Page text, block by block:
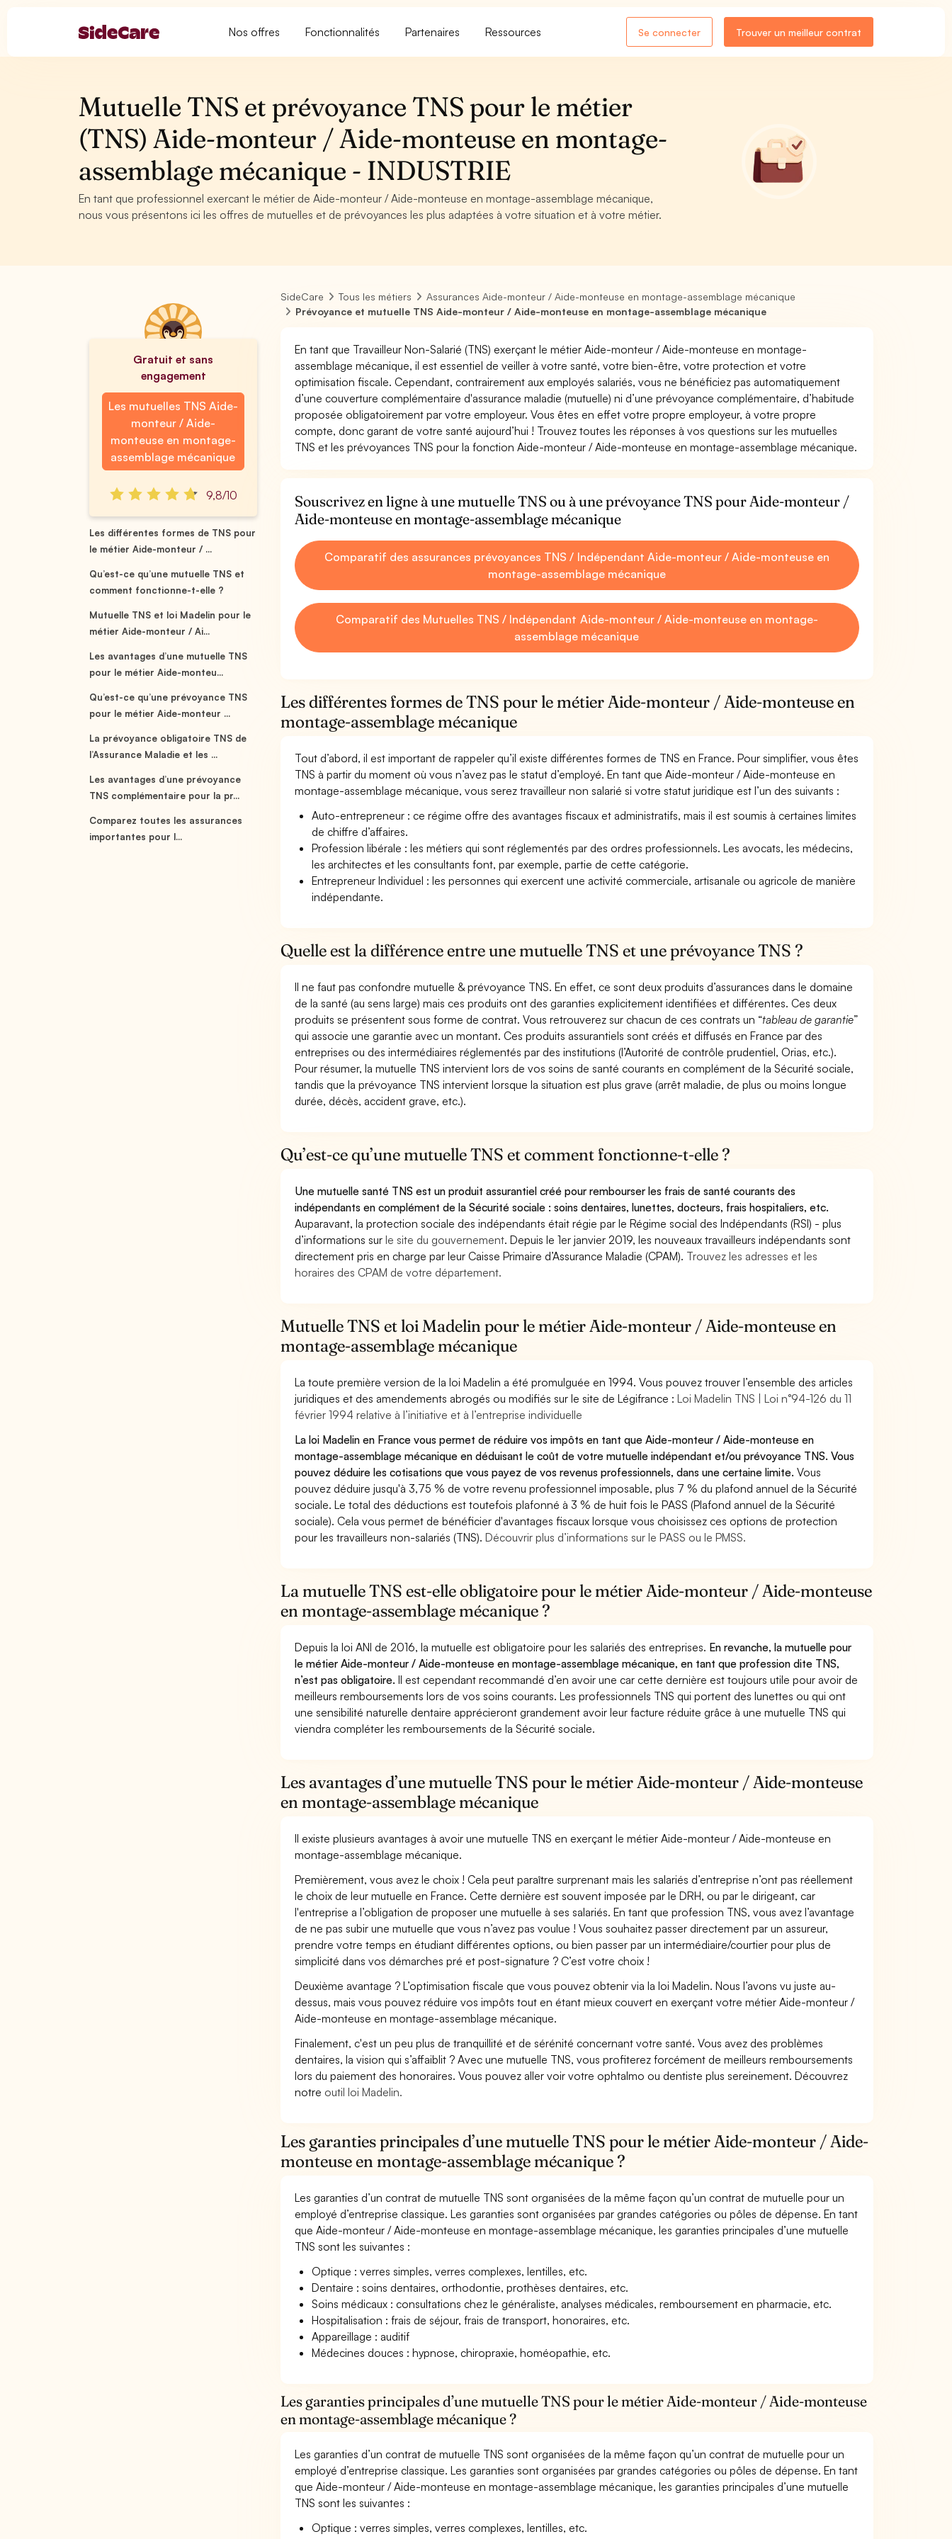
Nos offres Fonctionnalités Partenaires Ressources Se connecter Trouver un meilleur contrat
Mutuelle TNS et prévoyance TNS pour le métier
(TNS) Aide-monteur / Aide-monteuse en montage-
assemblage mécanique - INDUSTRIE
En tant que professionnel exercant le métier de Aide-monteur / Aide-monteuse en montage-assemblage mécanique,
nous vous présentons ici les offres de mutuelles et de prévoyances les plus adaptées à votre situation et à votre métier.
Gratuit et sans
engagement
Les mutuelles TNS Aide-
monteur / Aide-
monteuse en montage-
assemblage mécanique
9,8/10
Les différentes formes de TNS pour
le métier Aide-monteur / ...
Qu’est-ce qu’une mutuelle TNS et
comment fonctionne-t-elle ?
Mutuelle TNS et loi Madelin pour le
métier Aide-monteur / Ai...
Les avantages d’une mutuelle TNS
pour le métier Aide-monteu...
Qu’est-ce qu’une prévoyance TNS
pour le métier Aide-monteur ...
La prévoyance obligatoire TNS de
l’Assurance Maladie et les ...
Les avantages d’une prévoyance
TNS complémentaire pour la pr...
Comparez toutes les assurances
importantes pour l...
SideCare Tous les métiers
Assurances Aide-monteur / Aide-monteuse en montage-assemblage mécanique
Prévoyance et mutuelle TNS Aide-monteur / Aide-monteuse en montage-assemblage mécanique
En tant que Travailleur Non-Salarié (TNS) exerçant le métier Aide-monteur / Aide-monteuse en montage-
assemblage mécanique, il est essentiel de veiller à votre santé, votre bien-être, votre protection et votre
optimisation fiscale. Cependant, contrairement aux employés salariés, vous ne bénéficiez pas automatiquement
d’une couverture complémentaire d'assurance maladie (mutuelle) ni d’une prévoyance complémentaire, d’habitude
proposée obligatoirement par votre employeur. Vous êtes en effet votre propre employeur, à votre propre
compte, donc garant de votre santé aujourd’hui ! Trouvez toutes les réponses à vos questions sur les mutuelles
TNS et les prévoyances TNS pour la fonction Aide-monteur / Aide-monteuse en montage-assemblage mécanique.
Souscrivez en ligne à une mutuelle TNS ou à une prévoyance TNS pour Aide-monteur /
Aide-monteuse en montage-assemblage mécanique
Comparatif des assurances prévoyances TNS / Indépendant Aide-monteur / Aide-monteuse en
montage-assemblage mécanique
Comparatif des Mutuelles TNS / Indépendant Aide-monteur / Aide-monteuse en montage-
assemblage mécanique
Les différentes formes de TNS pour le métier Aide-monteur / Aide-monteuse en
montage-assemblage mécanique
Tout d’abord, il est important de rappeler qu’il existe différentes formes de TNS en France. Pour simplifier, vous êtes
TNS à partir du moment où vous n’avez pas le statut d’employé. En tant que Aide-monteur / Aide-monteuse en
montage-assemblage mécanique, vous serez travailleur non salarié si votre statut juridique est l’un des suivants :
Auto-entrepreneur : ce régime offre des avantages fiscaux et administratifs, mais il est soumis à certaines limites
de chiffre d’affaires.
Profession libérale : les métiers qui sont réglementés par des ordres professionnels. Les avocats, les médecins,
les architectes et les consultants font, par exemple, partie de cette catégorie.
Entrepreneur Individuel : les personnes qui exercent une activité commerciale, artisanale ou agricole de manière
indépendante.
Quelle est la différence entre une mutuelle TNS et une prévoyance TNS ?
Il ne faut pas confondre mutuelle & prévoyance TNS. En effet, ce sont deux produits d’assurances dans le domaine
de la santé (au sens large) mais ces produits ont des garanties explicitement identifiées et différentes. Ces deux
produits se présentent sous forme de contrat. Vous retrouverez sur chacun de ces contrats un “tableau de garantie”
qui associe une garantie avec un montant. Ces produits assurantiels sont créés et diffusés en France par des
entreprises ou des intermédiaires réglementés par des institutions (l’Autorité de contrôle prudentiel, Orias, etc.).
Pour résumer, la mutuelle TNS intervient lors de vos soins de santé courants en complément de la Sécurité sociale,
tandis que la prévoyance TNS intervient lorsque la situation est plus grave (arrêt maladie, de plus ou moins longue
durée, décès, accident grave, etc.).
Qu’est-ce qu’une mutuelle TNS et comment fonctionne-t-elle ?
Une mutuelle santé TNS est un produit assurantiel créé pour rembourser les frais de santé courants des
indépendants en complément de la Sécurité sociale : soins dentaires, lunettes, docteurs, frais hospitaliers, etc.
Auparavant, la protection sociale des indépendants était régie par le Régime social des Indépendants (RSI) - plus
d’informations surle site du gouvernement. Depuis le 1er janvier 2019, les nouveaux travailleurs indépendants sont
directement pris en charge par leur Caisse Primaire d’Assurance Maladie (CPAM). Trouvez les adresses et les
horaires des CPAM de votre département.
Mutuelle TNS et loi Madelin pour le métier Aide-monteur / Aide-monteuse en
montage-assemblage mécanique
La toute première version de la loi Madelin a été promulguée en 1994. Vous pouvez trouver l’ensemble des articles
juridiques et des amendements abrogés ou modifiés sur le site de Légifrance :Loi Madelin TNS | Loi n°94-126 du 11
février 1994 relative à l’initiative et à l’entreprise individuelle
La loi Madelin en France vous permet de réduire vos impôts en tant que Aide-monteur / Aide-monteuse en
montage-assemblage mécanique en déduisant le coût de votre mutuelle indépendant et/ou prévoyance TNS. Vous
pouvez déduire les cotisations que vous payez de vos revenus professionnels, dans une certaine limite.Vous
pouvez déduire jusqu'à 3,75 % de votre revenu professionnel imposable, plus 7 % du plafond annuel de la Sécurité
sociale. Le total des déductions est toutefois plafonné à 3 % de huit fois le PASS (Plafond annuel de la Sécurité
sociale). Cela vous permet de bénéficier d'avantages fiscaux lorsque vous choisissez ces options de protection
pour les travailleurs non-salariés (TNS).Découvrir plus d’informations sur le PASS ou le PMSS.
La mutuelle TNS est-elle obligatoire pour le métier Aide-monteur / Aide-monteuse
en montage-assemblage mécanique ?
Depuis la loi ANI de 2016, la mutuelle est obligatoire pour les salariés des entreprises. En revanche, la mutuelle pour
le métier Aide-monteur / Aide-monteuse en montage-assemblage mécanique, en tant que profession dite TNS,
n’est pas obligatoire.Il est cependant recommandé d’en avoir une car cette dernière est toujours utile pour avoir de
meilleurs remboursements lors de vos soins courants. Les professionnels TNS qui portent des lunettes ou qui ont
une sensibilité naturelle dentaire apprécieront grandement avoir leur facture réduite grâce à une mutuelle TNS qui
viendra compléter les remboursements de la Sécurité sociale.
Les avantages d’une mutuelle TNS pour le métier Aide-monteur / Aide-monteuse
en montage-assemblage mécanique
Il existe plusieurs avantages à avoir une mutuelle TNS en exerçant le métier Aide-monteur / Aide-monteuse en
montage-assemblage mécanique.
Premièrement, vous avez le choix ! Cela peut paraître surprenant mais les salariés d’entreprise n’ont pas réellement
le choix de leur mutuelle en France. Cette dernière est souvent imposée par le DRH, ou par le dirigeant, car
l'entreprise a l’obligation de proposer une mutuelle à ses salariés. En tant que profession TNS, vous avez l’avantage
de ne pas subir une mutuelle que vous n’avez pas voulue ! Vous souhaitez passer directement par un assureur,
prendre votre temps en étudiant différentes options, ou bien passer par un intermédiaire/courtier pour plus de
simplicité dans vos démarches pré et post-signature ? C’est votre choix !
Deuxième avantage ? L’optimisation fiscale que vous pouvez obtenir via la loi Madelin. Nous l’avons vu juste au-
dessus, mais vous pouvez réduire vos impôts tout en étant mieux couvert en exerçant votre métier Aide-monteur /
Aide-monteuse en montage-assemblage mécanique.
Finalement, c'est un peu plus de tranquillité et de sérénité concernant votre santé. Vous avez des problèmes
dentaires, la vision qui s’affaiblit ? Avec une mutuelle TNS, vous profiterez forcément de meilleurs remboursements
lors du paiement des honoraires. Vous pouvez aller voir votre ophtalmo ou dentiste plus sereinement. Découvrez
notre outil loi Madelin.
Les garanties principales d’une mutuelle TNS pour le métier Aide-monteur / Aide-
monteuse en montage-assemblage mécanique ?
Les garanties d’un contrat de mutuelle TNS sont organisées de la même façon qu’un contrat de mutuelle pour un
employé d’entreprise classique. Les garanties sont organisées par grandes catégories ou pôles de dépense. En tant
que Aide-monteur / Aide-monteuse en montage-assemblage mécanique, les garanties principales d’une mutuelle
TNS sont les suivantes :
Optique : verres simples, verres complexes, lentilles, etc.
Dentaire : soins dentaires, orthodontie, prothèses dentaires, etc.
Soins médicaux : consultations chez le généraliste, analyses médicales, remboursement en pharmacie, etc.
Hospitalisation : frais de séjour, frais de transport, honoraires, etc.
Appareillage : auditif
Médecines douces : hypnose, chiropraxie, homéopathie, etc.
Les garanties principales d’une mutuelle TNS pour le métier Aide-monteur / Aide-monteuse
en montage-assemblage mécanique ?
Les garanties d’un contrat de mutuelle TNS sont organisées de la même façon qu’un contrat de mutuelle pour un
employé d’entreprise classique. Les garanties sont organisées par grandes catégories ou pôles de dépense. En tant
que Aide-monteur / Aide-monteuse en montage-assemblage mécanique, les garanties principales d’une mutuelle
TNS sont les suivantes :
Optique : verres simples, verres complexes, lentilles, etc.